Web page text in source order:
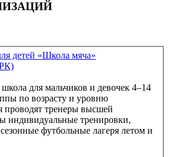
детей «Школа мяча»
для мальчиков и девочек 4–14
по возрасту и уровню
проводят тренеры высшей
индивидуальные тренировки,
футбольные лагеря летом и